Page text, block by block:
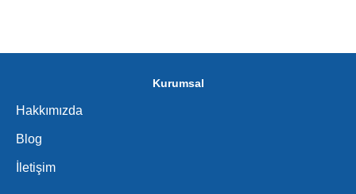
Kurumsal
Hakkımızda
Blog
İletişim